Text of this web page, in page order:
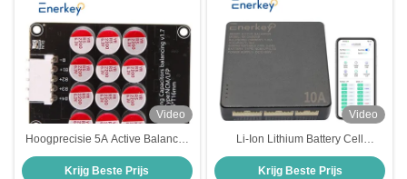
Video
Hoogprecisie 5A Active Balancer
Board 3S 4S Lithium / LiFePO4
Battery Active Balancer
Krijg Beste Prijs
Video
Li-Ion Lithium Battery Cell
Balancer 4S 8S 16S 10A Smart
Active Equalizer Lifepo4 Bms
Krijg Beste Prijs